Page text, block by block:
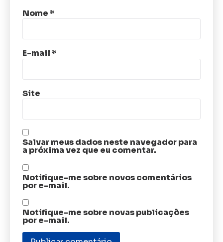
Nome*
E-mail*
Site
Salvar meus dados neste navegador para
a próxima vez que eu comentar.
Notifique-me sobre novos comentários
por e-mail.
Notifique-me sobre novas publicações
por e-mail.